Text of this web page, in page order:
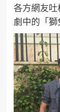
各方網友
劇中的「獅